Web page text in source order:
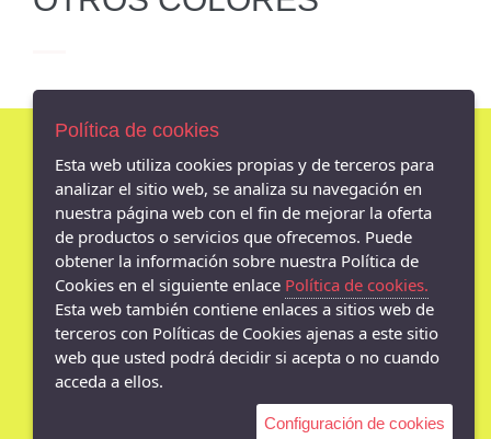
AVISO LEGAL
POLÍTICA DE COOKIES
ENVÍOS Y DEVOLUCIONES
POLÍTICA DE PRIVACIDAD
- Av. Madrid 18 bajo, Jaén - 23001 (Jaén)
Política de cookies
Esta web utiliza cookies propias y de terceros para
analizar el sitio web, se analiza su navegación en
nuestra página web con el fin de mejorar la oferta
de productos o servicios que ofrecemos. Puede
obtener la información sobre nuestra Política de
Cookies en el siguiente enlace Política de cookies.
Esta web también contiene enlaces a sitios web de
terceros con Políticas de Cookies ajenas a este sitio
web que usted podrá decidir si acepta o no cuando
acceda a ellos.
Configuración de cookies